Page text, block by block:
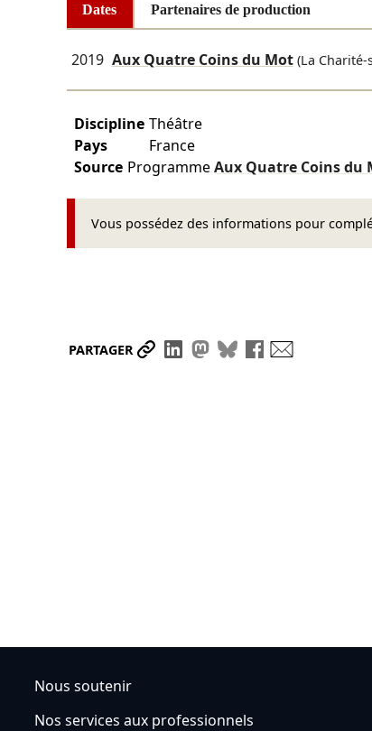
Dates Partenaires de production
2019 Aux Quatre Coins du Mot(La Charité-
Discipline Théâtre
Pays
France
Source ProgrammeAux Quatre Coins du
Vous possédez des informations pour
PARTAGER Partager le lien
Partager sur LinkedIn
Partager sur Mastodon
Partager sur
Partager sur
Nous soutenir
Nos services aux professionnels